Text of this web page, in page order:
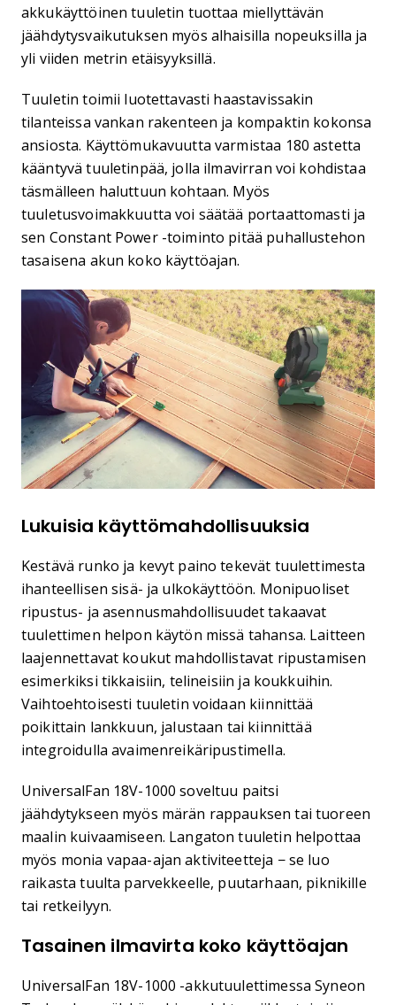
akkukäyttöinen tuuletin tuottaa miellyttävän
jäähdytysvaikutuksen myös alhaisilla nopeuksilla ja
yli viiden metrin etäisyyksillä.
Tuuletin toimii luotettavasti haastavissakin
tilanteissa vankan rakenteen ja kompaktin kokonsa
ansiosta. Käyttömukavuutta varmistaa 180 astetta
kääntyvä tuuletinpää, jolla ilmavirran voi kohdistaa
täsmälleen haluttuun kohtaan. Myös
tuuletusvoimakkuutta voi säätää portaattomasti ja
sen Constant Power -toiminto pitää puhallustehon
tasaisena akun koko käyttöajan.
Lukuisia käyttömahdollisuuksia
Kestävä runko ja kevyt paino tekevät tuulettimesta
ihanteellisen sisä- ja ulkokäyttöön. Monipuoliset
ripustus- ja asennusmahdollisuudet takaavat
tuulettimen helpon käytön missä tahansa. Laitteen
laajennettavat koukut mahdollistavat ripustamisen
esimerkiksi tikkaisiin, telineisiin ja koukkuihin.
Vaihtoehtoisesti tuuletin voidaan kiinnittää
poikittain lankkuun, jalustaan tai kiinnittää
integroidulla avaimenreikäripustimella.
UniversalFan 18V-1000 soveltuu paitsi
jäähdytykseen myös märän rappauksen tai tuoreen
maalin kuivaamiseen. Langaton tuuletin helpottaa
myös monia vapaa-ajan aktiviteetteja − se luo
raikasta tuulta parvekkeelle, puutarhaan, piknikille
tai retkeilyyn.
Tasainen ilmavirta koko käyttöajan
UniversalFan 18V-1000 -akkutuulettimessa Syneon